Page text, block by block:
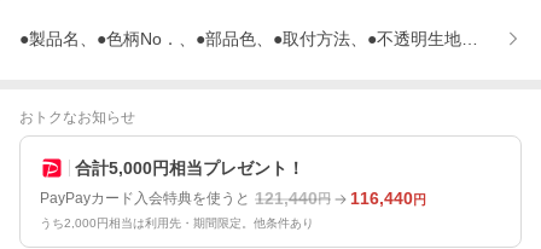
●製品名、●色柄No．、●部品色、●取付方法、●不透明生地配置、●
おトクなお知らせ
合計5,000円相当プレゼント！
PayPayカード入会特典を使うと 121,440円 116,440円
うち2,000円相当は利用先・期間限定。他条件あり